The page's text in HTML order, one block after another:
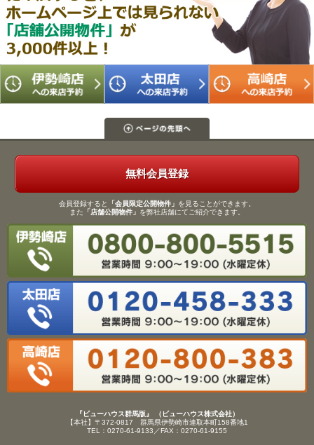
無料会員登録
会員登録すると 「会員限定公開物件」 を見ることができます。
また 「店舗公開物件」 を弊社店舗にてご紹介できます。
『ビューハウス群馬版』 （ビューハウス株式会社）
【本社】〒372-0817 群馬県伊勢崎市連取本町158番地1
TEL：0270-61-9133／FAX：0270-61-9155